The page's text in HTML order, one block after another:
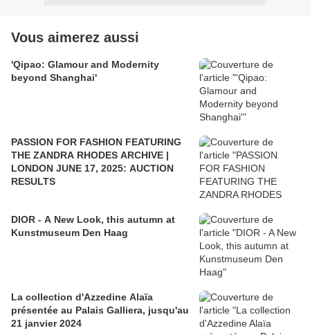
Vous aimerez aussi
'Qipao: Glamour and Modernity
beyond Shanghai'
PASSION FOR FASHION FEATURING
THE ZANDRA RHODES ARCHIVE |
LONDON JUNE 17, 2025: AUCTION
RESULTS ⁠
DIOR - A New Look, this autumn at
Kunstmuseum Den Haag
La collection d'Azzedine Alaïa
présentée au Palais Galliera, jusqu'au
21 janvier 2024